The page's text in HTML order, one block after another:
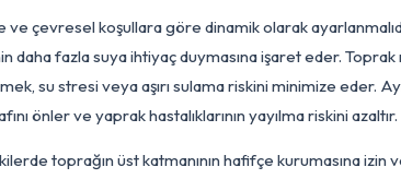
kök çürüklüklerine zemin hazırlar.
yol açarak stoma kapanmasına,
meyve kalitesinin azalmasına neden olur.
evresine ve çevresel koşullara göre dinamik